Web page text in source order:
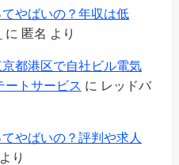
やばいの？年収は低
に 匿名 より
京都港区で自社ビル電気
ートサービス に レッドバ
やばいの？評判や求人
より